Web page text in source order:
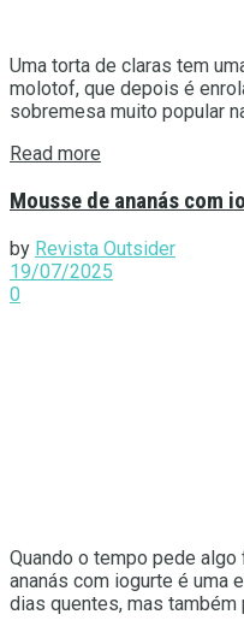
Uma torta de claras tem
molotof, que depois é
sobremesa muito popular
Read more
Mousse de ananás com
by Revista Outsider
19/07/2025
0
Quando o tempo pede
ananás com iogurte é uma
dias quentes, mas também